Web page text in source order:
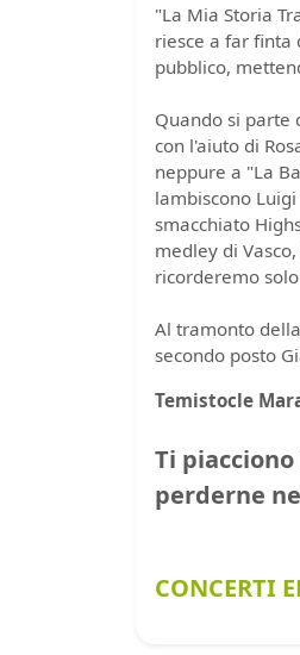
"La Mia Storia
riesce a far finta
pubblico,
Quando si parte
con l'aiuto di
neppure a "La
lambiscono
smacchiato
medley di
ricorderemo
Al tramonto
secondo posto
Temistocle
Ti
perderne
CONCERTI